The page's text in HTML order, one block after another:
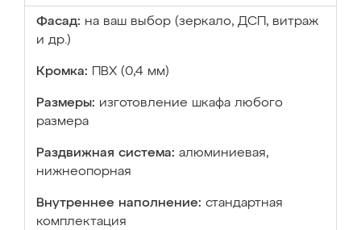
Фасад: на ваш выбор (зеркало, ДСП, витраж
и др.)
Кромка: ПВХ (0,4 мм)
Размеры: изготовление шкафа любого
размера
Раздвижная система: алюминиевая,
нижнеопорная
Внутреннее наполнение: стандартная
комплектация